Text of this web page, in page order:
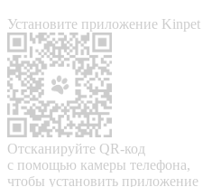
Установите приложение Kinpet
Отсканируйте QR-код
с помощью камеры телефона,
чтобы установить приложение